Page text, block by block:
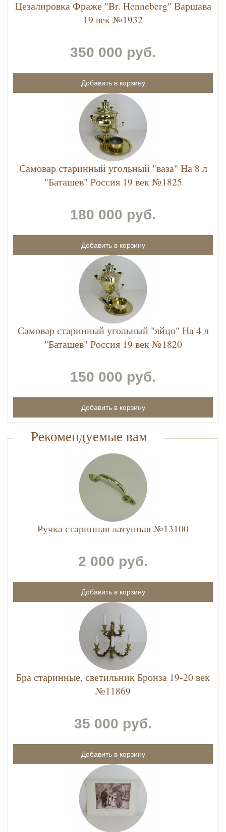
Цезалировка Фраже "Br. Henneberg" Варшава
19 век №1932
350 000 руб.
Самовар старинный угольный "ваза" На 8 л
"Баташев" Россия 19 век №1825
180 000 руб.
Самовар старинный угольный "яйцо" На 4 л
"Баташев" Россия 19 век №1820
150 000 руб.
Рекомендуемые вам
Ручка старинная латунная №13100
2 000 руб.
Бра старинные, светильник Бронза 19-20 век
№11869
35 000 руб.